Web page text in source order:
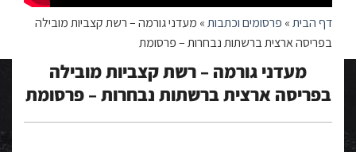
דף הבית» פרסומים וכתבות» מעדני גורמה – רשת קצביות מובילה
בפריסה ארצית ברשתות נבחרות – פרסומת
מעדני גורמה – רשת קצביות מובילה
בפריסה ארצית ברשתות נבחרות – פרסומת